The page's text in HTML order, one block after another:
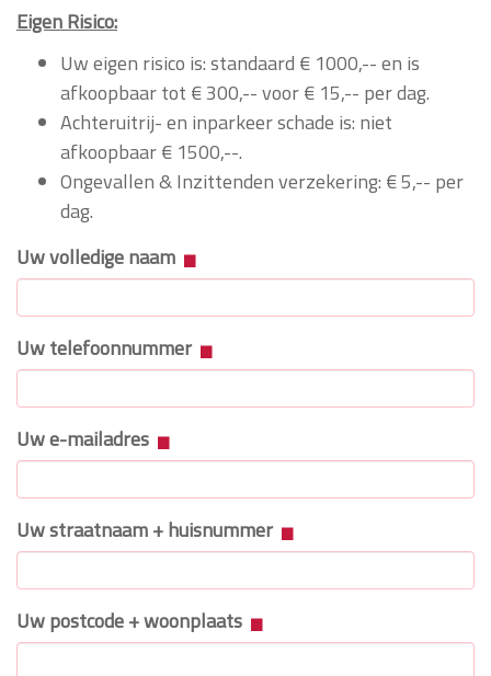
Eigen Risico:
Uw eigen risico is: standaard € 1000,-- en is
afkoopbaar tot € 300,-- voor € 15,-- per dag.
Achteruitrij- en inparkeer schade is: niet
afkoopbaar € 1500,--.
Ongevallen & Inzittenden verzekering: € 5,-- per
dag.
Uw volledige naam
Uw telefoonnummer
Uw e-mailadres
Uw straatnaam + huisnummer
Uw postcode + woonplaats